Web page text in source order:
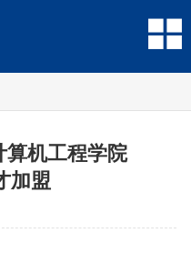
算机工程学院
加盟